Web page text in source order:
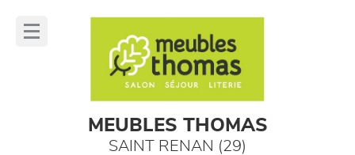
MEUBLES THOMAS
SAINT RENAN (29)